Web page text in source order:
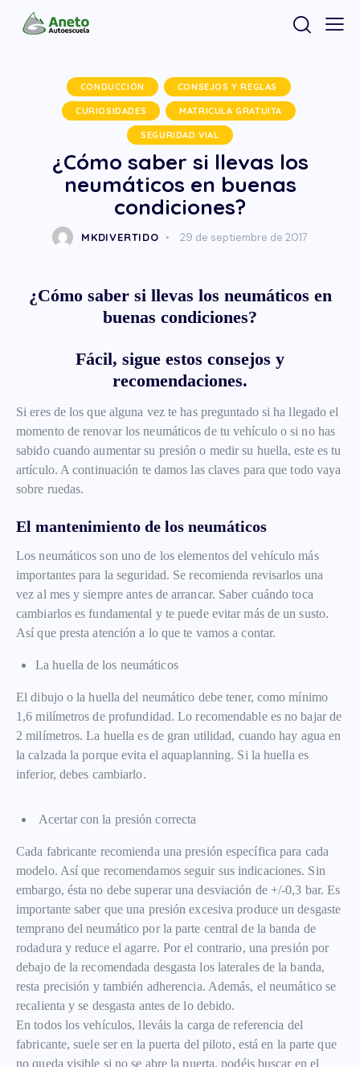
CONDUCCIÓN CONSEJOS Y REGLAS
CURIOSIDADES MATRICULA GRATUITA
SEGURIDAD VIAL
¿Cómo saber si llevas los
neumáticos en buenas
condiciones?
MKDIVERTIDO 29 de septiembre de 2017
¿Cómo saber si llevas los neumáticos en
buenas condiciones?
Fácil, sigue estos consejos y
recomendaciones.
Si eres de los que alguna vez te has preguntado si ha llegado el
momento de renovar los neumáticos de tu vehículo o si no has
sabido cuando aumentar su presión o medir su huella, este es tu
artículo. A continuación te damos las claves para que todo vaya
sobre ruedas.
El mantenimiento de los neumáticos
Los neumáticos son uno de los elementos del vehículo más
importantes para la seguridad. Se recomienda revisarlos una
vez al mes y siempre antes de arrancar. Saber cuándo toca
cambiarlos es fundamental y te puede evitar más de un susto.
Así que presta atención a lo que te vamos a contar.
La huella de los neumáticos
El dibujo o la huella del neumático debe tener, como mínimo
1,6 milímetros de profundidad. Lo recomendable es no bajar de
2 milímetros. La huella es de gran utilidad, cuando hay agua en
la calzada la porque evita el aquaplanning. Si la huella es
inferior, debes cambiarlo.
Acertar con la presión correcta
Cada fabricante recomienda una presión específica para cada
modelo. Así que recomendamos seguir sus indicaciones. Sin
embargo, ésta no debe superar una desviación de +/-0,3 bar. Es
importante saber que una presión excesiva produce un desgaste
temprano del neumático por la parte central de la banda de
rodadura y reduce el agarre. Por el contrario, una presión por
debajo de la recomendada desgasta los laterales de la banda,
resta precisión y también adherencia. Además, el neumático se
recalienta y se desgasta antes de lo debido.
En todos los vehículos, lleváis la carga de referencia del
fabricante, suele ser en la puerta del piloto, está en la parte que
no queda visible si no se abre la puerta, podéis buscar en el